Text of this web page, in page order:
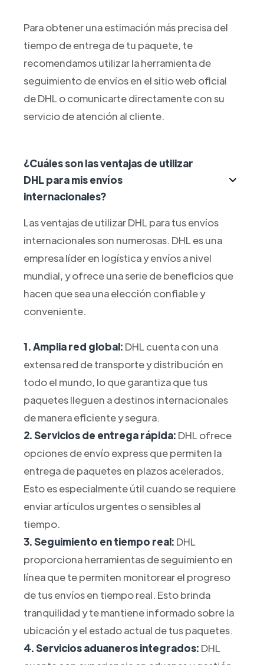
Para obtener una estimación más precisa del
tiempo de entrega de tu paquete, te
recomendamos utilizar la herramienta de
seguimiento de envíos en el sitio web oficial
de DHL o comunicarte directamente con su
servicio de atención al cliente.
¿Cuáles son las ventajas de utilizar
DHL para mis envíos
internacionales?
Las ventajas de utilizar DHL para tus envíos
internacionales son numerosas. DHL es una
empresa líder en logística y envíos a nivel
mundial, y ofrece una serie de beneficios que
hacen que sea una elección confiable y
conveniente.
1. Amplia red global: DHL cuenta con una
extensa red de transporte y distribución en
todo el mundo, lo que garantiza que tus
paquetes lleguen a destinos internacionales
de manera eficiente y segura.
2. Servicios de entrega rápida: DHL ofrece
opciones de envío express que permiten la
entrega de paquetes en plazos acelerados.
Esto es especialmente útil cuando se requiere
enviar artículos urgentes o sensibles al
tiempo.
3. Seguimiento en tiempo real: DHL
proporciona herramientas de seguimiento en
línea que te permiten monitorear el progreso
de tus envíos en tiempo real. Esto brinda
tranquilidad y te mantiene informado sobre la
ubicación y el estado actual de tus paquetes.
4. Servicios aduaneros integrados: DHL